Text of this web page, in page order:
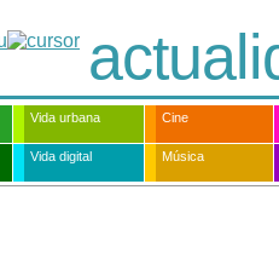
Vida urbana Cine
Vida digital Música